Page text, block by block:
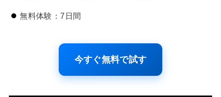
無料体験：7日間
今すぐ無料で試す